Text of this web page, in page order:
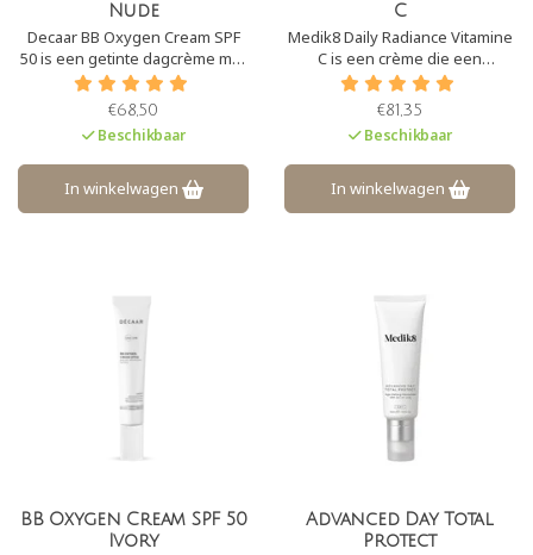
Nude
Decaar BB Oxygen Cream SPF
50 is een getinte dagcrème met
SPF50. Het zorgt voor een
prachtige ‘glow’ aan de huid. De
crème camoufleert
pigmentvlekken en
onzuiverheden en heeft een
lichte, maar natuurlijke dekking.
€68,50
Beschikbaar
In winkelwagen
C
Medik8 Daily Radiance Vitamine
C is een crème die een
krachtige
antioxidantbescherming
combineert met een hoge
sterkte breed spectrum SPF30.
De crème herstelt en hydrateert
de huid diep.
€81,35
Beschikbaar
In winkelwagen
BB Oxygen Cream SPF 50
Ivory
Advanced Day Total
Protect